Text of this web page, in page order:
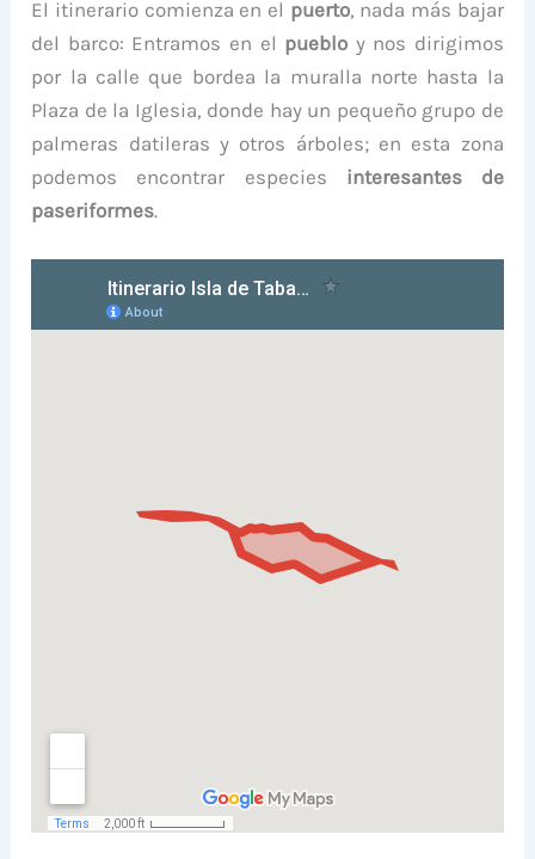
El itinerario comienza en el puerto, nada más bajar
del barco: Entramos en el pueblo y nos dirigimos
por la calle que bordea la muralla norte hasta la
Plaza de la Iglesia, donde hay un pequeño grupo de
palmeras datileras y otros árboles; en esta zona
podemos encontrar especies interesantes de
paseriformes.